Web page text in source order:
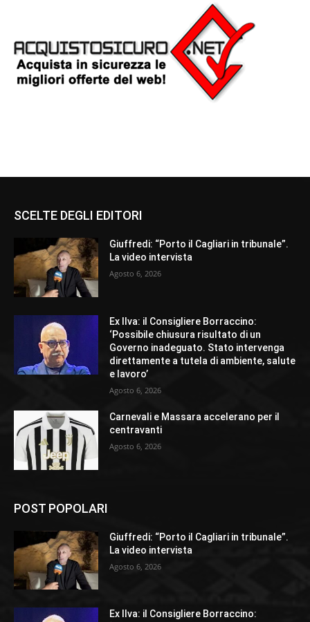
SCELTE DEGLI EDITORI
Giuffredi: “Porto il Cagliari in tribunale”.
La video intervista
Agosto 6, 2026
Ex Ilva: il Consigliere Borraccino:
‘Possibile chiusura risultato di un
Governo inadeguato. Stato intervenga
direttamente a tutela di ambiente, salute
e lavoro’
Agosto 6, 2026
Carnevali e Massara accelerano per il
centravanti
Agosto 6, 2026
POST POPOLARI
Giuffredi: “Porto il Cagliari in tribunale”.
La video intervista
Agosto 6, 2026
Ex Ilva: il Consigliere Borraccino: